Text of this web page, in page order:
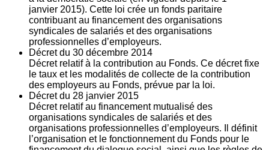
janvier 2015). Cette loi crée un fonds paritaire
contribuant au financement des organisations
syndicales de salariés et des organisations
professionnelles d’employeurs.
Décret du 30 décembre 2014
Décret relatif à la contribution au Fonds. Ce décret fixe
le taux et les modalités de collecte de la contribution
des employeurs au Fonds, prévue par la loi.
Décret du 28 janvier 2015
Décret relatif au financement mutualisé des
organisations syndicales de salariés et des
organisations professionnelles d’employeurs. Il définit
l’organisation et le fonctionnement du Fonds pour le